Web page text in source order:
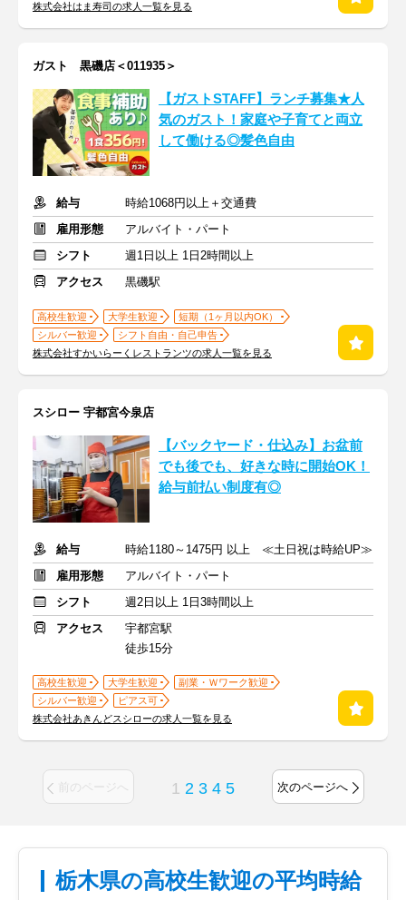
株式会社はま寿司の求人一覧を見る
ガスト 黒磯店＜011935＞
【ガストSTAFF】ランチ募集★人
気のガスト！家庭や子育てと両立
して働ける◎髪色自由
給与
時給1068円以上＋交通費
雇用形態
アルバイト・パート
シフト
週1日以上 1日2時間以上
アクセス
黒磯駅
高校生歓迎 大学生歓迎
短期（1ヶ月以内OK）
シルバー歓迎
シフト自由・自己申告
株式会社すかいらーくレストランツの求人一覧を見る
スシロー 宇都宮今泉店
【バックヤード・仕込み】お盆前
でも後でも、好きな時に開始OK！
給与前払い制度有◎
給与
時給1180～1475円 以上 ≪土日祝は時給UP≫
雇用形態
アルバイト・パート
シフト
週2日以上 1日3時間以上
アクセス
宇都宮駅
徒歩15分
高校生歓迎 大学生歓迎
副業・Ｗワーク歓迎
シルバー歓迎
ピアス可
株式会社あきんどスシローの求人一覧を見る
前のページへ 1 2 3 4 5 次のページへ
栃木県の高校生歓迎の平均時給